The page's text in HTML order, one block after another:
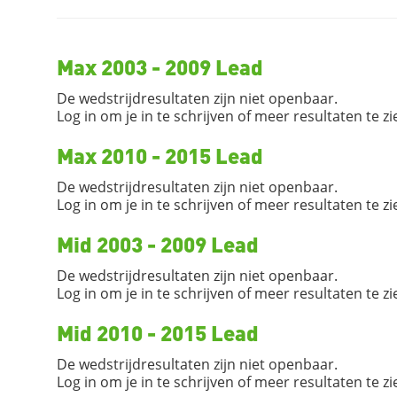
Max 2003 - 2009 Lead
De wedstrijdresultaten zijn niet openbaar.
Log in om je in te schrijven of meer resultaten te
Max 2010 - 2015 Lead
De wedstrijdresultaten zijn niet openbaar.
Log in om je in te schrijven of meer resultaten te
Mid 2003 - 2009 Lead
De wedstrijdresultaten zijn niet openbaar.
Log in om je in te schrijven of meer resultaten te
Mid 2010 - 2015 Lead
De wedstrijdresultaten zijn niet openbaar.
Log in om je in te schrijven of meer resultaten te